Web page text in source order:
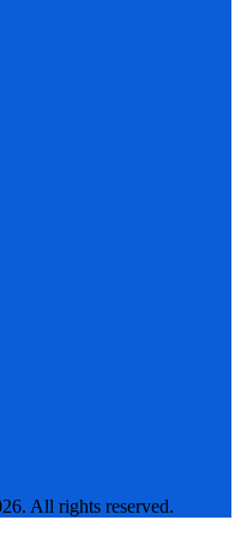
All rights reserved.